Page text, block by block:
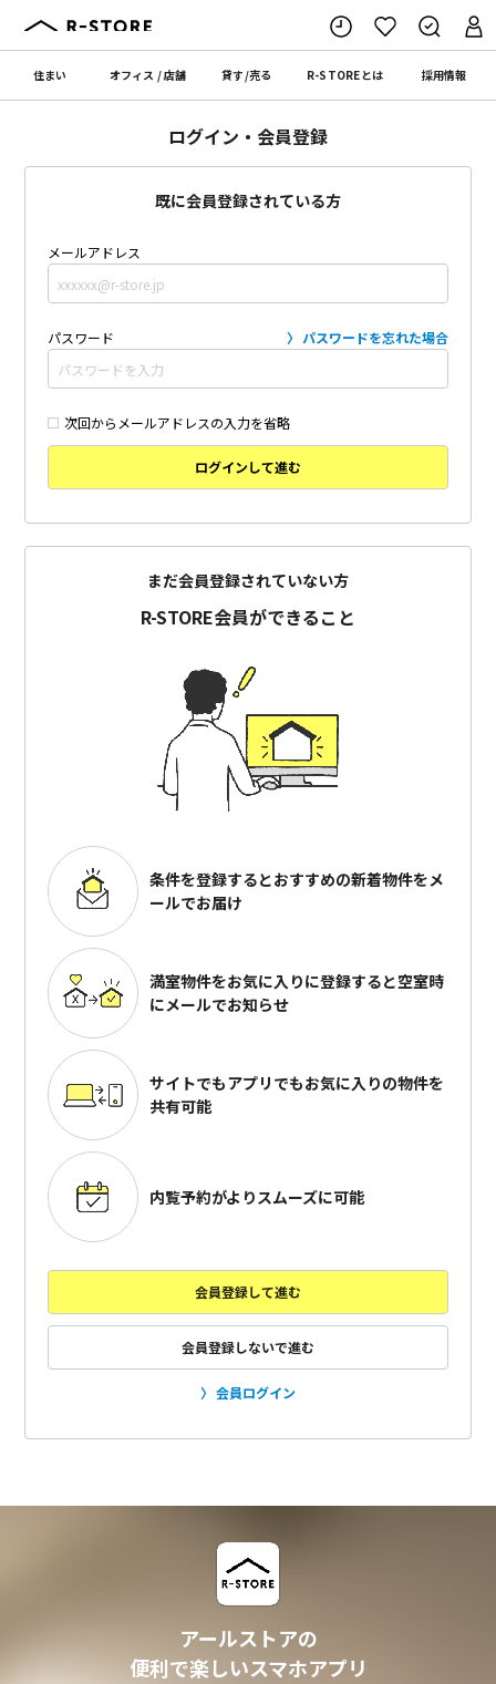
住まい オフィス /店舗 貸す/売る R-STOREとは 採用情報
ログイン・会員登録
既に会員登録されている方
メールアドレス
パスワード パスワードを忘れた場合
次回からメールアドレスの入力を省略
ログインして進む
まだ会員登録されていない方
R-STORE会員ができること
条件を登録するとおすすめの新着物件をメ
ールでお届け
満室物件をお気に入りに登録すると空室時
にメールでお知らせ
サイトでもアプリでもお気に入りの物件を
共有可能
内覧予約がよりスムーズに可能
会員登録して進む
会員登録しないで進む
会員ログイン
アールストアの
便利で楽しいスマホアプリ